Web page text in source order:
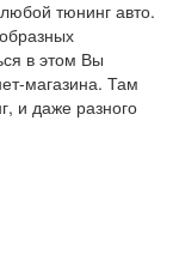
тюнинг авто.
в этом Вы
магазина. Там
и даже разного